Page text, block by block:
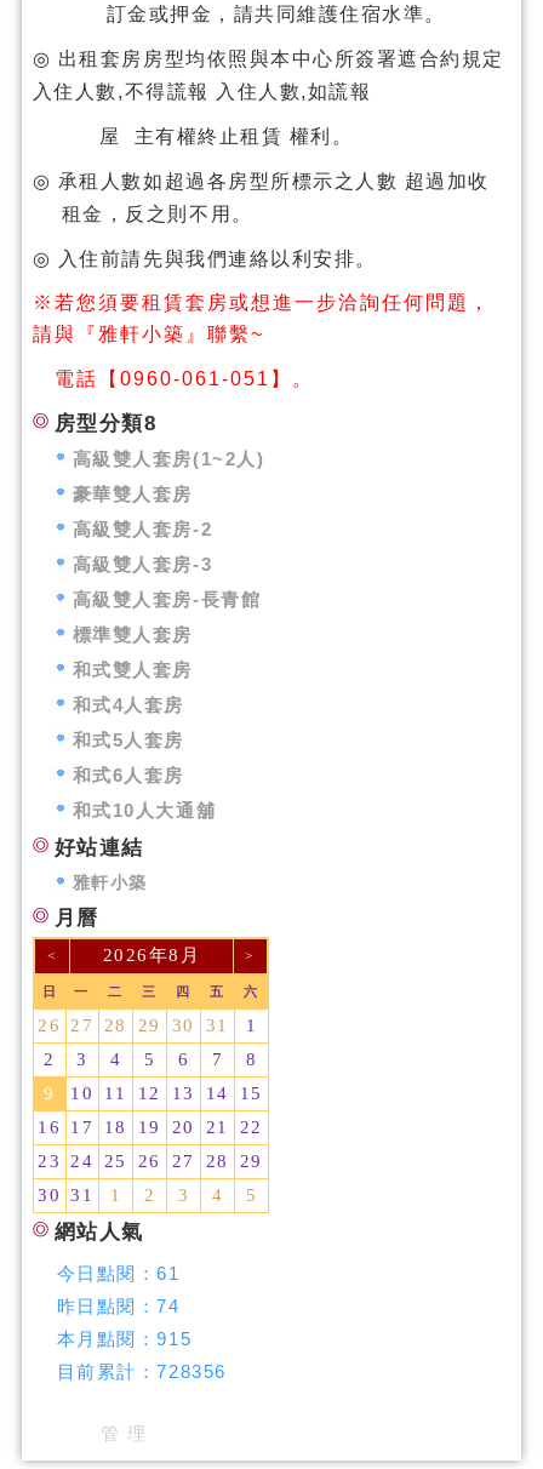
訂金或押金， 請共同維護住宿水準。
◎ 出租套房 房型均依照與本中心所簽署遮合約規定
入住人數 ,不得謊報 入住人數,如謊報
屋 主有權終止租賃 權利。
◎ 承租人數如超過 各房型所標示之人數 超過 加收
租金，反之則不用。
◎ 入住前請先與我們連絡以利安排。
※若您須要租賃套房或想進一步洽詢任何問題，
請與『雅軒小築』聯繫~
電話【0960-061-051】。
房型分類8
高級雙人套房(1~2人)
豪華雙人套房
高級雙人套房-2
高級雙人套房-3
高級雙人套房-長青館
標準雙人套房
和式雙人套房
和式4人套房
和式5人套房
和式6人套房
和式10人大通舖
好站連結
雅軒小築
月曆
< 2026年8月 >
日 一 二 三 四 五 六
26 27 28 29 30 31
1
2
3 4 5 6 7
8
9
10 11 12 13 14
15
16
17 18 19 20 21
22
23
24 25 26 27 28
29
30
31 1 2 3 4 5
網站人氣
今日點閱：61
昨日點閱：74
本月點閱：915
目前累計：728356
管 理